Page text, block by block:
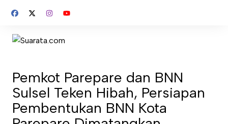
Pemkot Parepare dan BNN
Sulsel Teken Hibah, Persiapan
Pembentukan BNN Kota